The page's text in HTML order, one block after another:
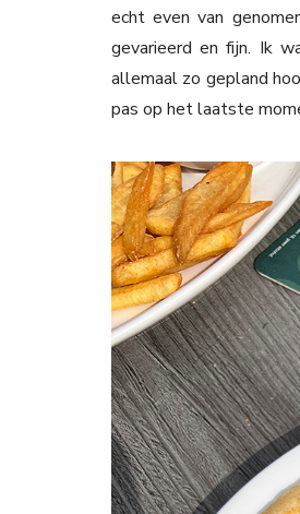
echt even van
gevarieerd en fijn. Ik
allemaal zo gepland
pas op het laatste